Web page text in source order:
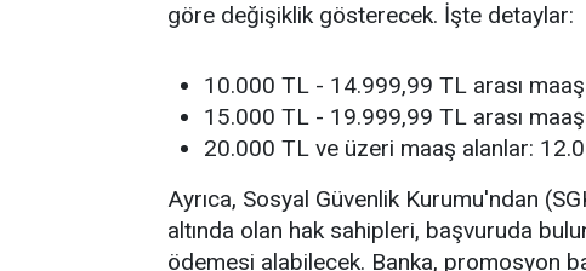
göre değişiklik gösterecek. İşte detaylar:
10.000 TL - 14.999,99 TL arası
15.000 TL - 19.999,99 TL arası
20.000 TL ve üzeri maaş alanlar:
Ayrıca, Sosyal Güvenlik Kurumu'ndan
altında olan hak sahipleri, başvuruda
ödemesi alabilecek. Banka, promosyon